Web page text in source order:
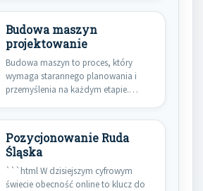
Budowa maszyn
projektowanie
Budowa maszyn to proces, który
wymaga starannego planowania i
przemyślenia na każdym etapie.
Pozycjonowanie Ruda
Śląska
```html W dzisiejszym cyfrowym
świecie obecność online to klucz do